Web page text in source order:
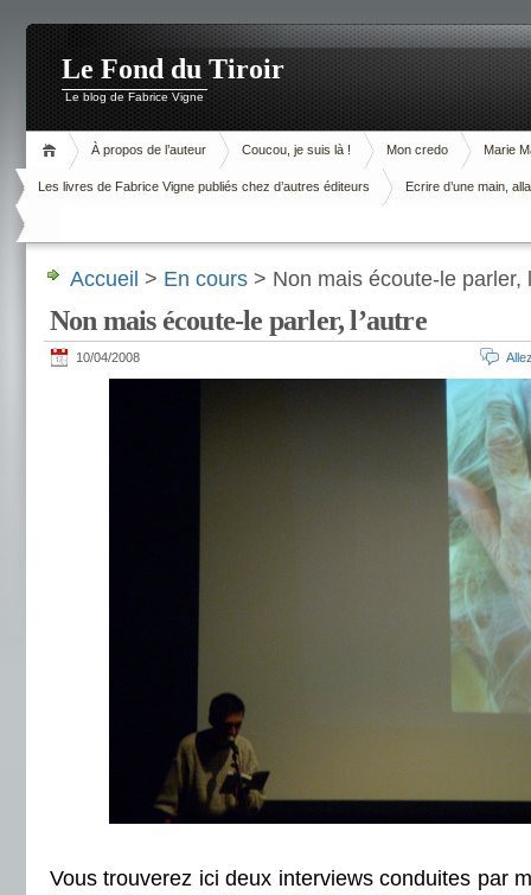
Le Fond du Tiroir
Le blog de Fabrice Vigne
À propos de l’auteur Coucou, je suis là ! Mon credo Marie
Les livres de Fabrice Vigne publiés chez d’autres éditeurs Ecrire d’une main,
Accueil > En cours > Non mais écoute-le parler,
Non mais écoute-le parler, l’autre
10/04/2008
Vous trouverez ici deux interviews conduites par